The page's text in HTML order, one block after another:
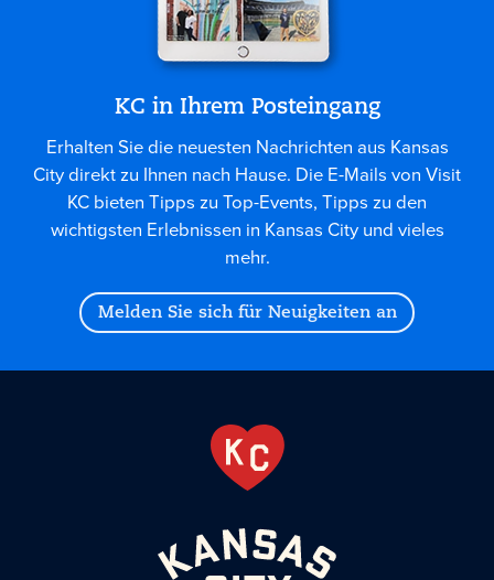
KC in Ihrem Posteingang
Erhalten Sie die neuesten Nachrichten aus Kansas
City direkt zu Ihnen nach Hause. Die E-Mails von Visit
KC bieten Tipps zu Top-Events, Tipps zu den
wichtigsten Erlebnissen in Kansas City und vieles
mehr.
Melden Sie sich für Neuigkeiten an